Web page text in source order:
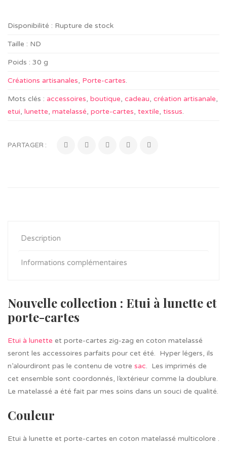
Disponibilité : Rupture de stock
Taille : ND
Poids : 30 g
Créations artisanales, Porte-cartes.
Mots clés : accessoires, boutique, cadeau, création artisanale,
etui, lunette, matelassé, porte-cartes, textile, tissus.
PARTAGER :
Description
Informations complémentaires
Nouvelle collection : Etui à lunette et
porte-cartes
Etui à lunette et porte-cartes zig-zag en coton matelassé
seront les accessoires parfaits pour cet été. Hyper légers, ils
n’alourdiront pas le contenu de votre sac. Les imprimés de
cet ensemble sont coordonnés, l’extérieur comme la doublure.
Le matelassé a été fait par mes soins dans un souci de qualité.
Couleur
Etui à lunette et porte-cartes en coton matelassé multicolore .